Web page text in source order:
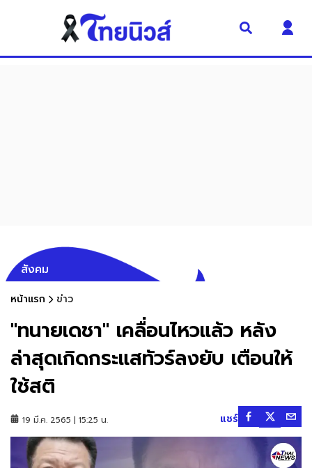
สังคม
หน้าแรก ข่าว
"ทนายเดชา" เคลื่อนไหวแล้ว หลัง
ล่าสุดเกิดกระแสทัวร์ลงยับ เตือนให้
ใช้สติ
19 มี.ค. 2565 | 15:25 น. แชร์